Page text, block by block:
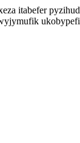
itabefer